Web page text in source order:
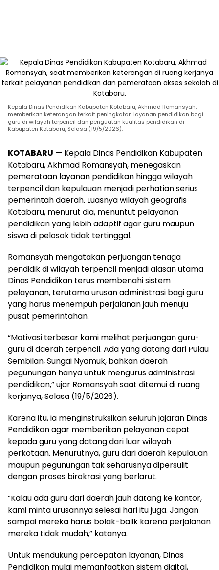
Kepala Dinas Pendidikan Kabupaten Kotabaru, Akhmad Romansyah,
memberikan keterangan terkait peningkatan layanan pendidikan bagi
guru di wilayah terpencil dan penguatan kualitas pendidikan di
Kabupaten Kotabaru, Selasa (19/5/2026).
KOTABARU — Kepala Dinas Pendidikan Kabupaten
Kotabaru, Akhmad Romansyah, menegaskan
pemerataan layanan pendidikan hingga wilayah
terpencil dan kepulauan menjadi perhatian serius
pemerintah daerah. Luasnya wilayah geografis
Kotabaru, menurut dia, menuntut pelayanan
pendidikan yang lebih adaptif agar guru maupun
siswa di pelosok tidak tertinggal.
Romansyah mengatakan perjuangan tenaga
pendidik di wilayah terpencil menjadi alasan utama
Dinas Pendidikan terus membenahi sistem
pelayanan, terutama urusan administrasi bagi guru
yang harus menempuh perjalanan jauh menuju
pusat pemerintahan.
“Motivasi terbesar kami melihat perjuangan guru-
guru di daerah terpencil. Ada yang datang dari Pulau
Sembilan, Sungai Nyamuk, bahkan daerah
pegunungan hanya untuk mengurus administrasi
pendidikan,” ujar Romansyah saat ditemui di ruang
kerjanya, Selasa (19/5/2026).
Karena itu, ia menginstruksikan seluruh jajaran Dinas
Pendidikan agar memberikan pelayanan cepat
kepada guru yang datang dari luar wilayah
perkotaan. Menurutnya, guru dari daerah kepulauan
maupun pegunungan tak seharusnya dipersulit
dengan proses birokrasi yang berlarut.
“Kalau ada guru dari daerah jauh datang ke kantor,
kami minta urusannya selesai hari itu juga. Jangan
sampai mereka harus bolak-balik karena perjalanan
mereka tidak mudah,” katanya.
Untuk mendukung percepatan layanan, Dinas
Pendidikan mulai memanfaatkan sistem digital,